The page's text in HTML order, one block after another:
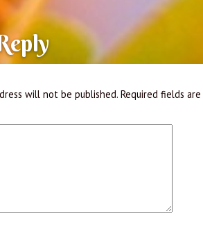
will not be published. Required fields